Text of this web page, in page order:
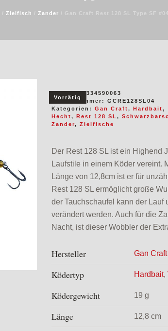
/ Zielfisch / Zander / Gan Craft Rest 128 SL Type SF
EAN:4571334590063
Artikelnummer: GCRE128SL04
Kategorien: Gan Craft, Hardbait,
Hecht, Rest 128 SL ,
Zander, Zielfische
Der Rest 128 SL ist ein Highend
Laufstile in einem Köder vereint.
Länge von 12,8cm ist er für
Rest 128 SL ermöglicht große
der Tauchschaufel kann der Lauf
verändert werden. Auch für die
Nacht, ist dieser Wobbler der
Hersteller Gan Craft
Ködertyp Hardbait,
Ködergewicht 19 g
Länge 12,8 cm
Vorrätig